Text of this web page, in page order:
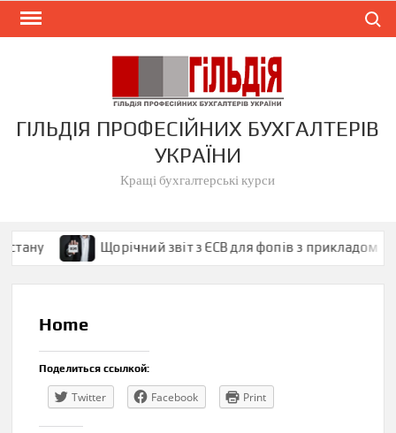
Skip
ГІЛЬДІЯ ПРОФЕСІЙНИХ БУХГАЛТЕРІВ
УКРАЇНИ
Кращі бухгалтерські курси
Щорічний звіт з ЄСВ для фопів з прикладом
Home
Поделиться ссылкой:
Twitter Facebook Print